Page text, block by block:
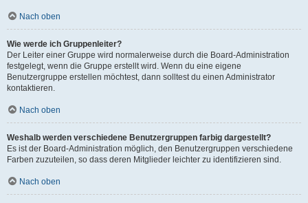
Nach oben
Wie werde ich Gruppenleiter?
Der Leiter einer Gruppe wird normalerweise durch die Board-Administration
festgelegt, wenn die Gruppe erstellt wird. Wenn du eine eigene
Benutzergruppe erstellen möchtest, dann solltest du einen Administrator
kontaktieren.
Nach oben
Weshalb werden verschiedene Benutzergruppen farbig dargestellt?
Es ist der Board-Administration möglich, den Benutzergruppen verschiedene
Farben zuzuteilen, so dass deren Mitglieder leichter zu identifizieren sind.
Nach oben